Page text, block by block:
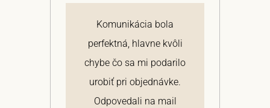
Komunikácia bola
perfektná, hlavne kvôli
chybe čo sa mi podarilo
urobiť pri objednávke.
Odpovedali na mail